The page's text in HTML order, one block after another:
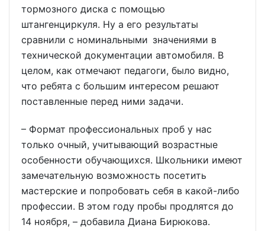
тормозного диска с помощью
штангенциркуля. Ну а его результаты
сравнили с номинальными значениями в
технической документации автомобиля. В
целом, как отмечают педагоги, было видно,
что ребята с большим интересом решают
поставленные перед ними задачи.
– Формат профессиональных проб у нас
только очный, учитывающий возрастные
особенности обучающихся. Школьники имеют
замечательную возможность посетить
мастерские и попробовать себя в какой-либо
профессии. В этом году пробы продлятся до
14 ноября, – добавила Диана Бирюкова.